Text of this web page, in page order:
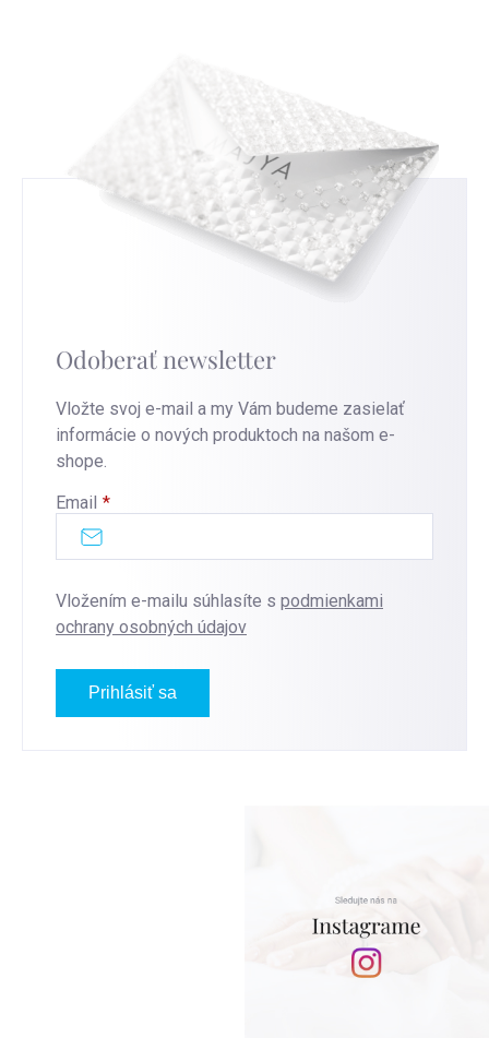
Odoberať newsletter
Vložte svoj e-mail a my Vám budeme zasielať
informácie o nových produktoch na našom e-
shope.
Email
Vložením e-mailu súhlasíte s podmienkami
ochrany osobných údajov
Prihlásiť sa